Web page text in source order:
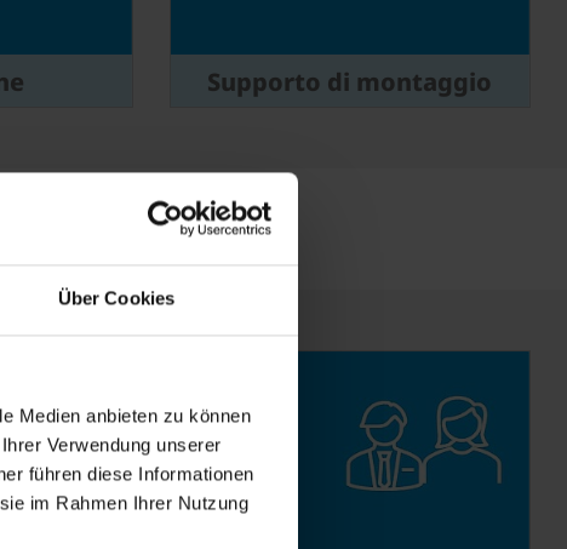
Über Cookies
Medien anbieten zu können
Verwendung unserer
führen diese Informationen
im Rahmen Ihrer Nutzung
Supporto di montaggio